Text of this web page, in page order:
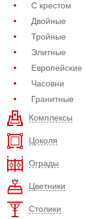
С крестом
Двойные
Тройные
Элитные
Европейские
Часовни
Гранитные
Комплексы
Цоколя
Ограды
Цветники
Столики